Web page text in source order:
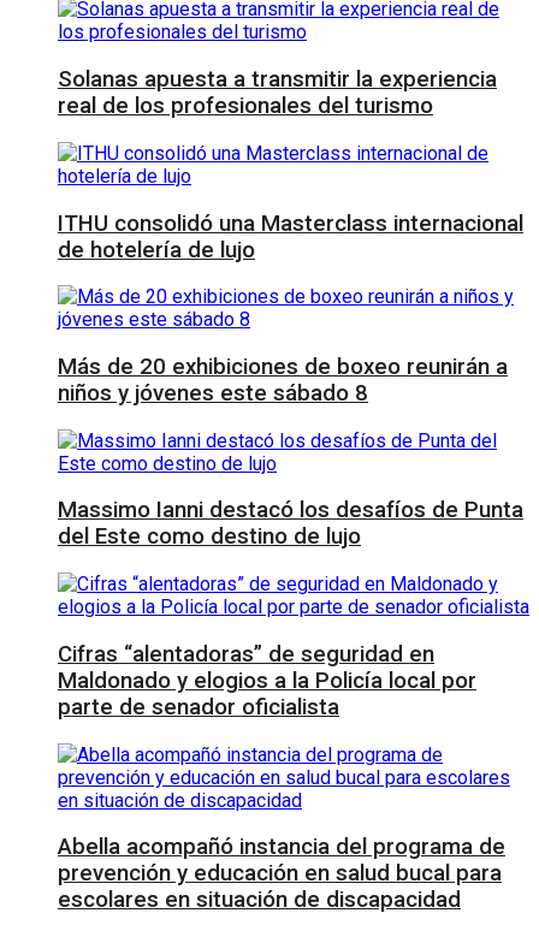
Solanas apuesta a transmitir la experiencia
real de los profesionales del turismo
ITHU consolidó una Masterclass internacional
de hotelería de lujo
Más de 20 exhibiciones de boxeo reunirán a
niños y jóvenes este sábado 8
Massimo Ianni destacó los desafíos de Punta
del Este como destino de lujo
Cifras “alentadoras” de seguridad en
Maldonado y elogios a la Policía local por
parte de senador oficialista
Abella acompañó instancia del programa de
prevención y educación en salud bucal para
escolares en situación de discapacidad